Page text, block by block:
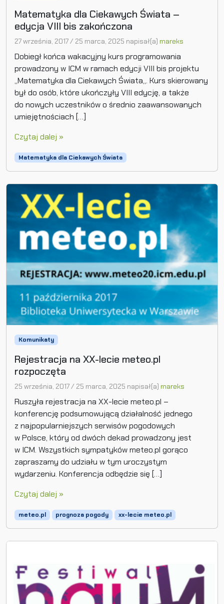
Matematyka dla Ciekawych Świata –
edycja VIII bis zakończona
27 września, 2017/ 25 marca, 2025 napisał(a) mareks
Dobiegł końca wakacyjny kurs programowania
prowadzony w ICM w ramach edycji VIII bis projektu
„Matematyka dla Ciekawych Świata„. Kurs skierowany
był do osób, które ukończyły VIII edycję, a także
do nowych uczestników o średnio zaawansowanych
umiejętnościach […]
Czytaj dalej »
Matematyka dla Ciekawych Świata
Komunikaty
Rejestracja na XX-lecie meteo.pl
rozpoczęta
25 września, 2017/ 25 marca, 2025 napisał(a) mareks
Ruszyła rejestracja na XX-lecie meteo.pl –
konferencję podsumowującą działalność jednego
z najpopularniejszych serwisów pogodowych
w Polsce, który od dwóch dekad prowadzony jest
w ICM. Wszystkich sympatyków meteo.pl gorąco
zapraszamy do udziału w tym uroczystym
wydarzeniu. Konferencja odbędzie się […]
Czytaj dalej »
meteo.pl prognoza pogody xx-lecie meteo.pl